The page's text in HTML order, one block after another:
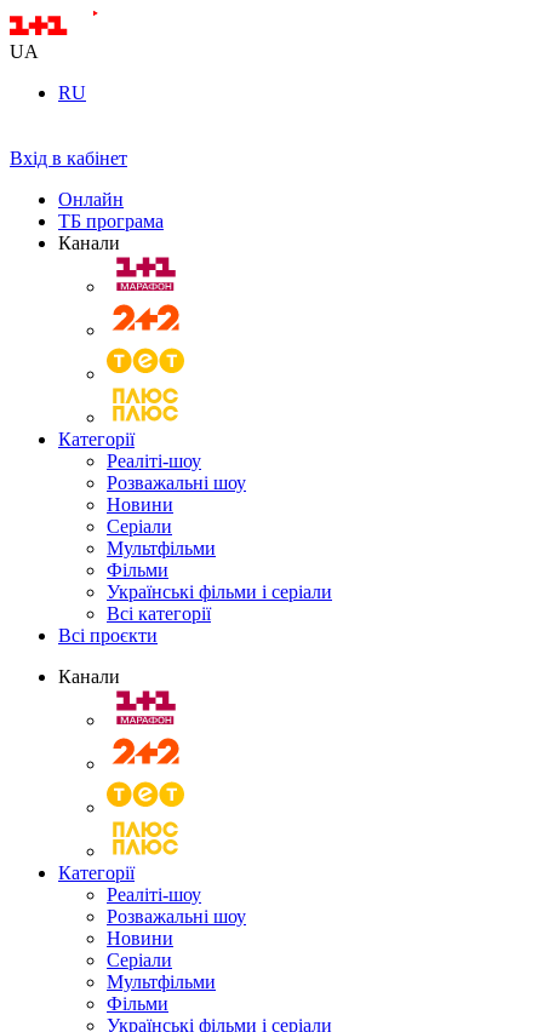
UA
RU
Вхід в кабінет
Онлайн
ТБ програма
Канали
Категорії
Реаліті-шоу
Розважальні шоу
Новини
Серіали
Мультфільми
Фільми
Українські фільми і серіали
Всі категорії
Всі проєкти
Канали
Категорії
Реаліті-шоу
Розважальні шоу
Новини
Серіали
Мультфільми
Фільми
Українські фільми і серіали